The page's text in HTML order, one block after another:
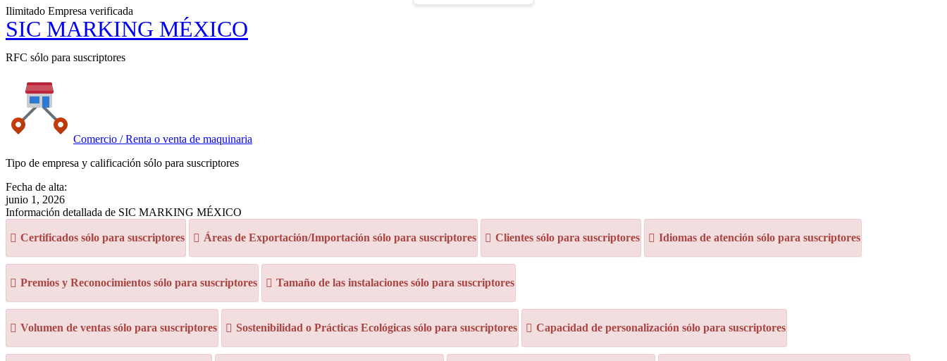
Ilimitado Empresa verificada
SIC MARKING MÉXICO
RFC sólo para suscriptores
Comercio / Renta o venta de maquinaria
Tipo de empresa y calificación sólo para suscriptores
Fecha de alta:
junio 1, 2026
Información detallada de SIC MARKING MÉXICO
Certificados sólo para suscriptores Áreas de Exportación/Importación sólo para suscriptores Clientes sólo para suscriptores Idiomas de atención sólo para suscriptores
Premios y Reconocimientos sólo para suscriptores Tamaño de las instalaciones sólo para suscriptores
Volumen de ventas sólo para suscriptores Sostenibilidad o Prácticas Ecológicas sólo para suscriptores Capacidad de personalización sólo para suscriptores